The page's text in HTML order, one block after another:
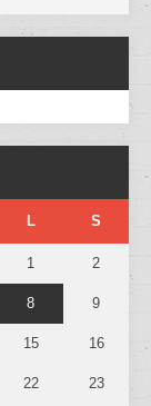
L S
1 2
8 9
15 16
22 23